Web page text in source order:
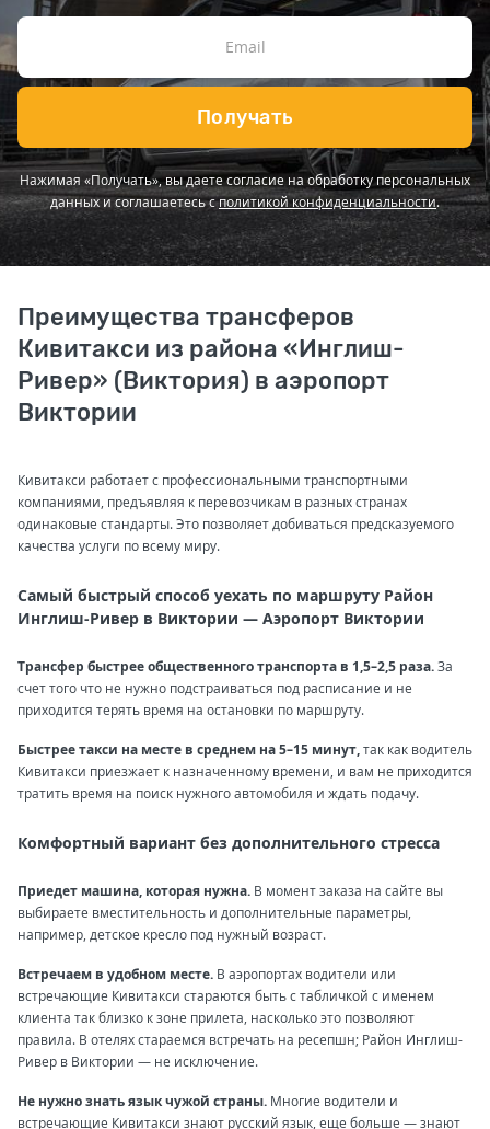
Получать
Нажимая «Получать», вы даете согласие на обработку персональных
данных и соглашаетесь сполитикой конфиденциальности.
Преимущества трансферов
Кивитакси из района «Инглиш-
Ривер» (Виктория) в аэропорт
Виктории
Кивитакси работает с профессиональными транспортными
компаниями, предъявляя к перевозчикам в разных странах
одинаковые стандарты. Это позволяет добиваться предсказуемого
качества услуги по всему миру.
Самый быстрый способ уехать по маршруту Район
Инглиш-Ривер в Виктории — Аэропорт Виктории
Трансфер быстрее общественного транспорта в 1,5–2,5 раза.За
счет того что не нужно подстраиваться под расписание и не
приходится терять время на остановки по маршруту.
Быстрее такси на месте в среднем на 5–15 минут,так как водитель
Кивитакси приезжает к назначенному времени, и вам не приходится
тратить время на поиск нужного автомобиля и ждать подачу.
Комфортный вариант без дополнительного стресса
Приедет машина, которая нужна. В момент заказа на сайте вы
выбираете вместительность и дополнительные параметры,
например, детское кресло под нужный возраст.
Встречаем в удобном месте. В аэропортах водители или
встречающие Кивитакси стараются быть с табличкой с именем
клиента так близко к зоне прилета, насколько это позволяют
правила. В отелях стараемся встречать на ресепшн; Район Инглиш-
Ривер в Виктории — не исключение.
Не нужно знать язык чужой страны. Многие водители и
встречающие Кивитакси знают русский язык, еще больше — знают